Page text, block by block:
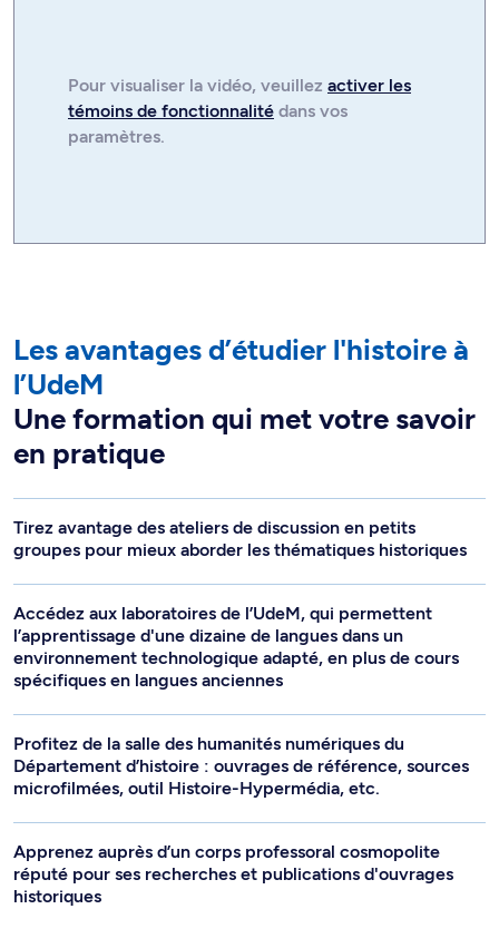
Pour visualiser la vidéo, veuillez activer les
témoins de fonctionnalité dans vos
paramètres.
Les avantages d’étudier l'histoire à
l’UdeM
Une formation qui met votre savoir
en pratique
Tirez avantage des ateliers de discussion en petits
groupes pour mieux aborder les thématiques historiques
Accédez aux laboratoires de l’UdeM, qui permettent
l’apprentissage d'une dizaine de langues dans un
environnement technologique adapté, en plus de cours
spécifiques en langues anciennes
Profitez de la salle des humanités numériques du
Département d’histoire : ouvrages de référence, sources
microfilmées, outil Histoire-Hypermédia, etc.
Apprenez auprès d’un corps professoral cosmopolite
réputé pour ses recherches et publications d'ouvrages
historiques